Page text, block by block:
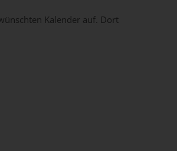
Kalender auf. Dort